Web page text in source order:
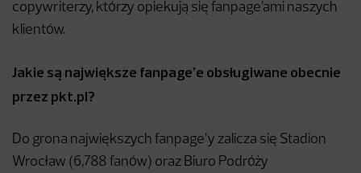
copywriterzy, którzy opiekują się fanpage’ami naszych
klientów.
Jakie są największe fanpage’e obsługiwane obecnie
przez pkt.pl?
Do grona największych fanpage’y zalicza się Stadion
Wrocław (6,788 fanów) oraz Biuro Podróży